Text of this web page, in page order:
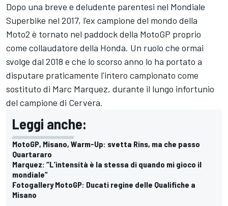
Dopo una breve e deludente parentesi nel Mondiale
Superbike nel 2017, l'ex campione del mondo della
Moto2 è tornato nel paddock della MotoGP proprio
come collaudatore della Honda. Un ruolo che ormai
svolge dal 2018 e che lo scorso anno lo ha portato a
disputare praticamente l'intero campionato come
sostituto di Marc Marquez, durante il lungo infortunio
del campione di Cervera.
Leggi anche:
MotoGP, Misano, Warm-Up: svetta Rins, ma che passo
Quartararo
Marquez: “L’intensità è la stessa di quando mi gioco il
mondiale”
Fotogallery MotoGP: Ducati regine delle Qualifiche a
Misano